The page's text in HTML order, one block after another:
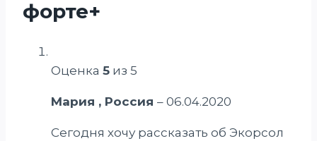
форте+
Оценка 5 из 5
Мария , Россия – 06.04.2020
Сегодня хочу рассказать об Экорсол